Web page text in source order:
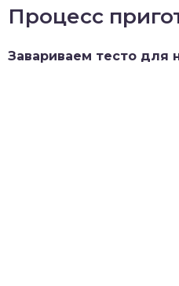
Процесс
Завариваем тесто для